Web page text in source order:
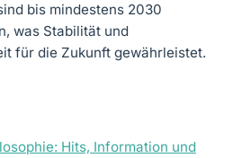
bis mindestens 2030
was Stabilität und
für die Zukunft gewährleistet.
Hits, Information und